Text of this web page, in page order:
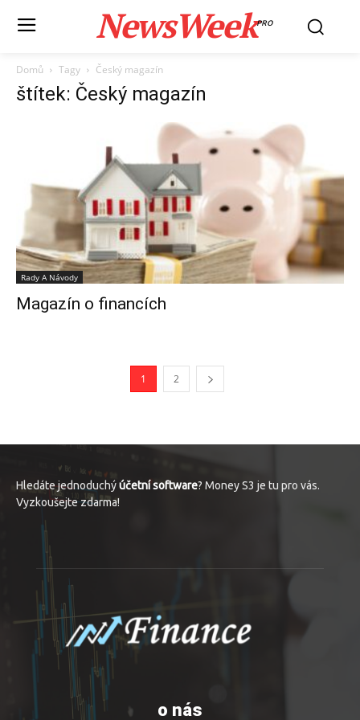
NewsWeekPRO
Domů Tagy Český magazín
štítek: Český magazín
Rady A Návody
Magazín o financích
1 2
Hledáte jednoduchýúčetní software? Money S3 je tu pro vás.
Vyzkoušejte zdarma!
o nás